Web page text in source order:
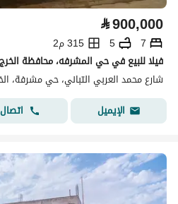
⃁900,000
7
5
315 م2
فيلا للبيع في حي المشرفه، محافظة الخرج
شارع محمد العربي التباني، حي مشرفة،
الإيميل
اتصال